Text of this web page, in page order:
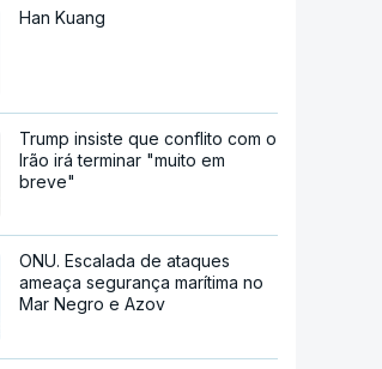
Han Kuang
Trump insiste que conflito com o
Irão irá terminar "muito em
breve"
ONU. Escalada de ataques
ameaça segurança marítima no
Mar Negro e Azov